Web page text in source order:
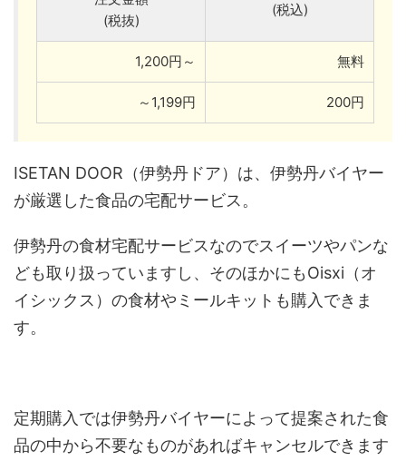
(税抜)
(税込)
1,200円～ 無料
～1,199円 200円
ISETAN DOOR（伊勢丹ドア）は、伊勢丹バイヤー
が厳選した食品の宅配サービス。
伊勢丹の食材宅配サービスなのでスイーツやパンな
ども取り扱っていますし、そのほかにもOisxi（オ
イシックス）の食材やミールキットも購入できま
す。
定期購入では伊勢丹バイヤーによって提案された食
品の中から不要なものがあればキャンセルできます